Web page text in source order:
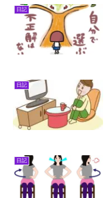
日記
日記
日記